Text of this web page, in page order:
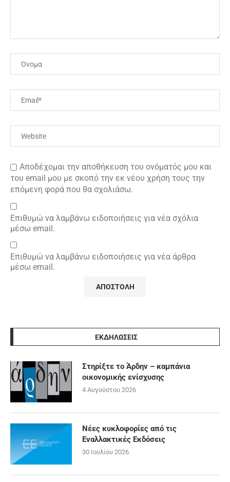
Αποδέχομαι την αποθήκευση του ονόματός μου και
του email μου με σκοπό την εκ νέου χρήση τους την
επόμενη φορά που θα σχολιάσω.
Επιθυμώ να λαμβάνω ειδοποιήσεις για νέα σχόλια
μέσω email.
Επιθυμώ να λαμβάνω ειδοποιήσεις για νέα άρθρα
μέσω email.
ΕΚΔΗΛΩΣΕΙΣ
Στηρίξτε το Άρδην – καμπάνια
οικονομικής ενίσχυσης
4 Αυγούστου 2026
Νέες κυκλοφορίες από τις
Εναλλακτικές Εκδόσεις
30 Ιουλίου 2026